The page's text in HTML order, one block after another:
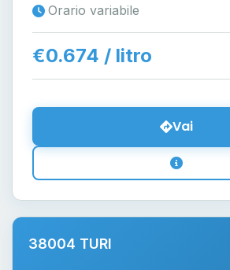
Orario variabile
€0.674 / litro
Vai
38004 TURI